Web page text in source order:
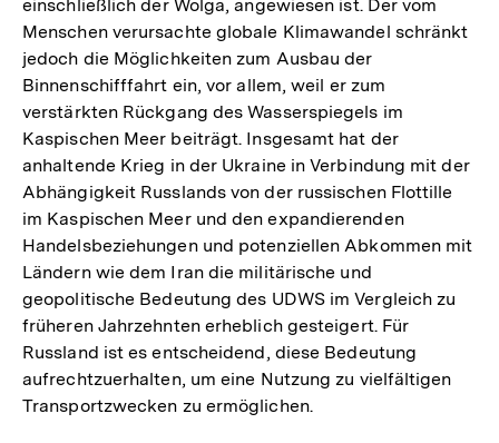
einschließlich der Wolga, angewiesen ist. Der vom
Menschen verursachte globale Klimawandel schränkt
jedoch die Möglichkeiten zum Ausbau der
Binnenschifffahrt ein, vor allem, weil er zum
verstärkten Rückgang des Wasserspiegels im
Kaspischen Meer beiträgt. Insgesamt hat der
anhaltende Krieg in der Ukraine in Verbindung mit der
Abhängigkeit Russlands von der russischen Flottille
im Kaspischen Meer und den expandierenden
Handelsbeziehungen und potenziellen Abkommen mit
Ländern wie dem Iran die militärische und
geopolitische Bedeutung des UDWS im Vergleich zu
früheren Jahrzehnten erheblich gesteigert. Für
Russland ist es entscheidend, diese Bedeutung
aufrechtzuerhalten, um eine Nutzung zu vielfältigen
Transportzwecken zu ermöglichen.